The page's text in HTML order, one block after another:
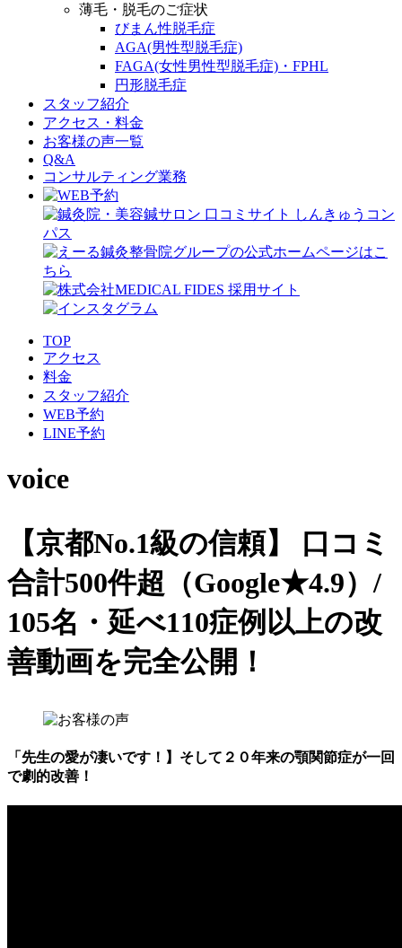
薄毛・脱毛のご症状
びまん性脱毛症
AGA(男性型脱毛症)
FAGA(女性男性型脱毛症)・FPHL
円形脱毛症
スタッフ紹介
アクセス・料金
お客様の声一覧
Q&A
コンサルティング業務
TOP
アクセス
料金
スタッフ紹介
WEB予約
LINE予約
voice
【京都No.1級の信頼】
口コミ
合計500件超（Google★4.9）/
105名・延べ110症例以上の改
善動画を完全公開！
「先生の愛が凄いです！】そして２０年来の顎関節症が一回
で劇的改善！